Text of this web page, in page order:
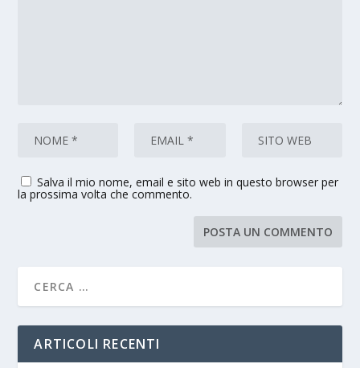
Salva il mio nome, email e sito web in questo browser per
la prossima volta che commento.
ARTICOLI RECENTI